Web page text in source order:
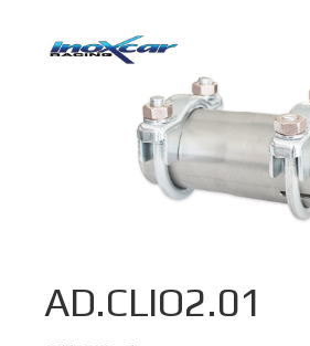
AD.CLIO2.01